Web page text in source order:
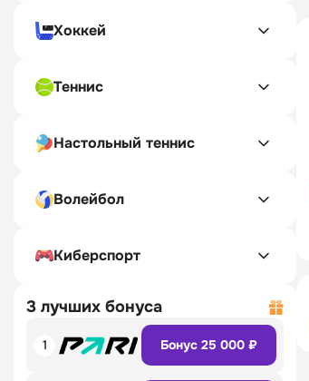
Хоккей
Теннис
Настольный теннис
Волейбол
Киберспорт
3 лучших бонуса
1 Бонус 25 000 ₽